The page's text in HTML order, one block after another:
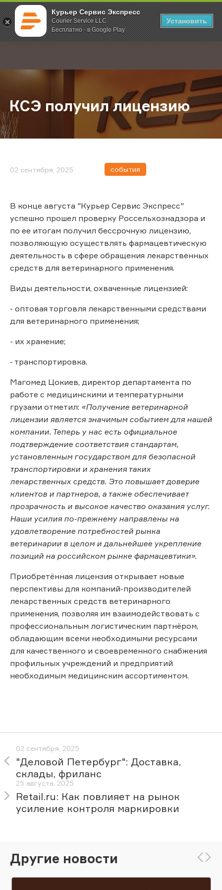
Курьер Сервис Экспресс
Courier Service LLC
Бесплатно - в Google Play
Установить
; Главная О компании Новости КСЭ получил лицензию
КСЭ получил лицензию
02 сентября, 2025 события
В конце августа "Курьер Сервис Экспресс"
успешно прошел проверку Россельхознадзора и
по ее итогам получил бессрочную лицензию,
позволяющую осуществлять фармацевтическую
деятельность в сфере обращения лекарственных
средств для ветеринарного применения.
Виды деятельности, охваченные лицензией:
- оптовая торговля лекарственными средствами
для ветеринарного применения;
- их хранение;
- транспортировка.
Магомед Цокиев, директор департамента по
работе с медицинскими и температурными
грузами отметил: «Получение ветеринарной
лицензии является значимым событием для нашей
компании. Теперь у нас есть официальное
подтверждение соответствия стандартам,
установленным государством для безопасной
транспортировки и хранения таких
лекарственных средств. Это повышает доверие
клиентов и партнеров, а также обеспечивает
прозрачность и высокое качество оказания услуг.
Наши усилия по-прежнему направлены на
удовлетворение потребностей рынка
ветеринарии в целом и дальнейшее укрепление
позиций на российском рынке фармацевтики».
Приобретённая лицензия открывает новые
перспективы для компаний-производителей
лекарственных средств ветеринарного
применения, позволяя им взаимодействовать с
профессиональным логистическим партнёром,
обладающим всеми необходимыми ресурсами
для качественного и своевременного снабжения
профильных учреждений и предприятий
необходимым медицинским ассортиментом.
02 сентября, 2025
"Деловой Петербург": Доставка,
склады, фриланс
25 августа, 2025
Retail.ru: Как повлияет на рынок
усиление контроля маркировки
Другие новости